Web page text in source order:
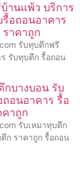
านแพ้ว บริการ
อถอนอาคาร
าคาถูก
รับทุบตึกฟรี
รับทุบตึก รื้อถอน
กบางบอน รับ
อนอาคาร รื้อ
าถูก
รับเหมาทุบตึก
ก ราคาถูก รื้อถอน